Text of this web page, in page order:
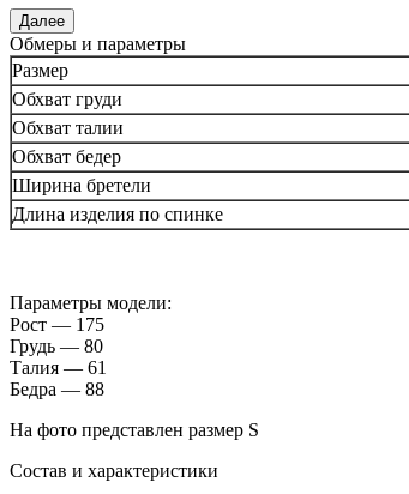
Далее
Обмеры и параметры
Размер
Обхват груди
Обхват талии
Обхват бедер
Ширина бретели
Длина изделия по спинке
Параметры модели:
Рост — 175
Грудь — 80
Талия — 61
Бедра — 88
На фото представлен размер S
Состав и характеристики